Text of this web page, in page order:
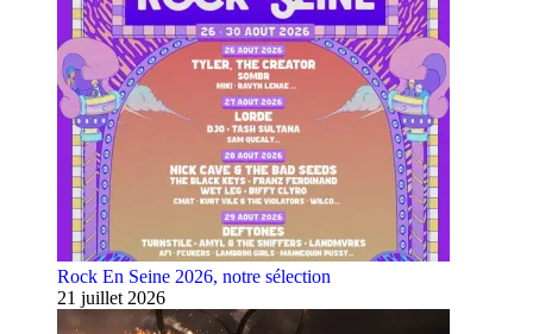
Rock En Seine 2026, notre sélection
21 juillet 2026